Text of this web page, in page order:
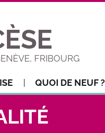
FRIBOURG
QUOI DE NEUF ?